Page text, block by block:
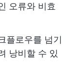
오류와 비효
플로우를 넘기
낭비할 수 있